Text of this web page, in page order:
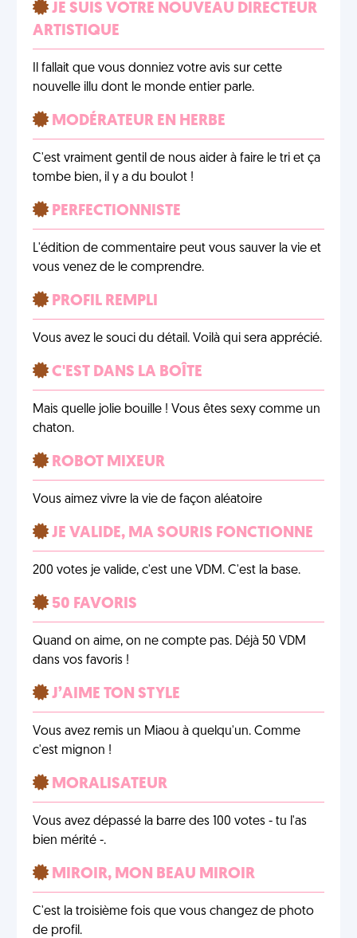
JE SUIS VOTRE NOUVEAU DIRECTEUR
ARTISTIQUE
Il fallait que vous donniez votre avis sur cette
nouvelle illu dont le monde entier parle.
MODÉRATEUR EN HERBE
C'est vraiment gentil de nous aider à faire le tri et ça
tombe bien, il y a du boulot !
PERFECTIONNISTE
L'édition de commentaire peut vous sauver la vie et
vous venez de le comprendre.
PROFIL REMPLI
Vous avez le souci du détail. Voilà qui sera apprécié.
C'EST DANS LA BOÎTE
Mais quelle jolie bouille ! Vous êtes sexy comme un
chaton.
ROBOT MIXEUR
Vous aimez vivre la vie de façon aléatoire
JE VALIDE, MA SOURIS FONCTIONNE
200 votes je valide, c'est une VDM. C'est la base.
50 FAVORIS
Quand on aime, on ne compte pas. Déjà 50 VDM
dans vos favoris !
J’AIME TON STYLE
Vous avez remis un Miaou à quelqu'un. Comme
c'est mignon !
MORALISATEUR
Vous avez dépassé la barre des 100 votes - tu l'as
bien mérité -.
MIROIR, MON BEAU MIROIR
C'est la troisième fois que vous changez de photo
de profil.